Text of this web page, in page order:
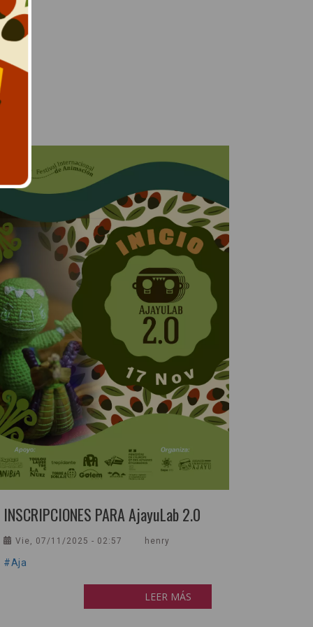
INSCRIPCIONES PARA AjayuLab 2.0
Vie, 07/11/2025 - 02:57 henry
#Aja
LEER MÁS